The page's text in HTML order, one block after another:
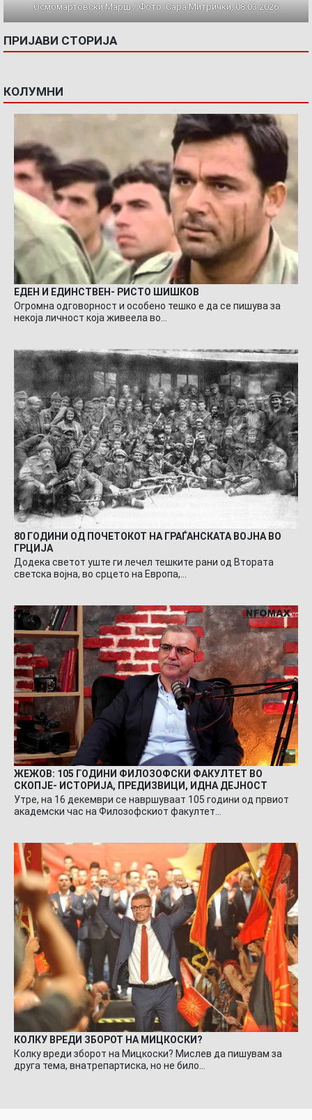
Осмомартовски Марш / Фото: Сара Митрички, 08.03.2026
ПРИЈАВИ СТОРИЈА
КОЛУМНИ
ЕДЕН И ЕДИНСТВЕН- РИСТО ШИШКОВ
Огромна одговорност и особено тешко е да се пишува за
некоја личност која живеела во…
80 ГОДИНИ ОД ПОЧЕТОКОТ НА ГРАЃАНСКАТА ВОЈНА ВО
ГРЦИЈА
Додека светот уште ги лечел тешките рани од Втората
светска војна, во срцето на Европа,…
ЖЕЖОВ: 105 ГОДИНИ ФИЛОЗОФСКИ ФАКУЛТЕТ ВО
СКОПЈЕ- ИСТОРИЈА, ПРЕДИЗВИЦИ, ИДНА ДЕЈНОСТ
Утре, на 16 декември се навршуваат 105 години од првиот
академски час на Филозофскиот факултет…
КОЛКУ ВРЕДИ ЗБОРОТ НА МИЦКОСКИ?
Колку вреди зборот на Мицкоски? Мислев да пишувам за
друга тема, внатрепартиска, но не било…